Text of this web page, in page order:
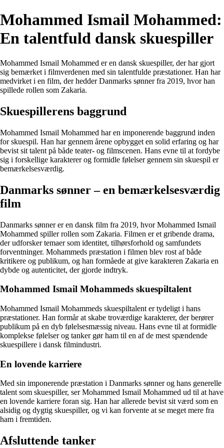
Mohammed Ismail Mohammed:
En talentfuld dansk skuespiller
Mohammed Ismail Mohammed er en dansk skuespiller, der har gjort
sig bemærket i filmverdenen med sin talentfulde præstationer. Han har
medvirket i en film, der hedder Danmarks sønner fra 2019, hvor han
spillede rollen som Zakaria.
Skuespillerens baggrund
Mohammed Ismail Mohammed har en imponerende baggrund inden
for skuespil. Han har gennem årene opbygget en solid erfaring og har
bevist sit talent på både teater- og filmscenen. Hans evne til at fordybe
sig i forskellige karakterer og formidle følelser gennem sin skuespil er
bemærkelsesværdig.
Danmarks sønner – en bemærkelsesværdig
film
Danmarks sønner er en dansk film fra 2019, hvor Mohammed Ismail
Mohammed spiller rollen som Zakaria. Filmen er et gribende drama,
der udforsker temaer som identitet, tilhørsforhold og samfundets
forventninger. Mohammeds præstation i filmen blev rost af både
kritikere og publikum, og han formåede at give karakteren Zakaria en
dybde og autenticitet, der gjorde indtryk.
Mohammed Ismail Mohammeds skuespiltalent
Mohammed Ismail Mohammeds skuespiltalent er tydeligt i hans
præstationer. Han formår at skabe troværdige karakterer, der berører
publikum på en dyb følelsesmæssig niveau. Hans evne til at formidle
komplekse følelser og tanker gør ham til en af de mest spændende
skuespillere i dansk filmindustri.
En lovende karriere
Med sin imponerende præstation i Danmarks sønner og hans generelle
talent som skuespiller, ser Mohammed Ismail Mohammed ud til at have
en lovende karriere foran sig. Han har allerede bevist sit værd som en
alsidig og dygtig skuespiller, og vi kan forvente at se meget mere fra
ham i fremtiden.
Afsluttende tanker